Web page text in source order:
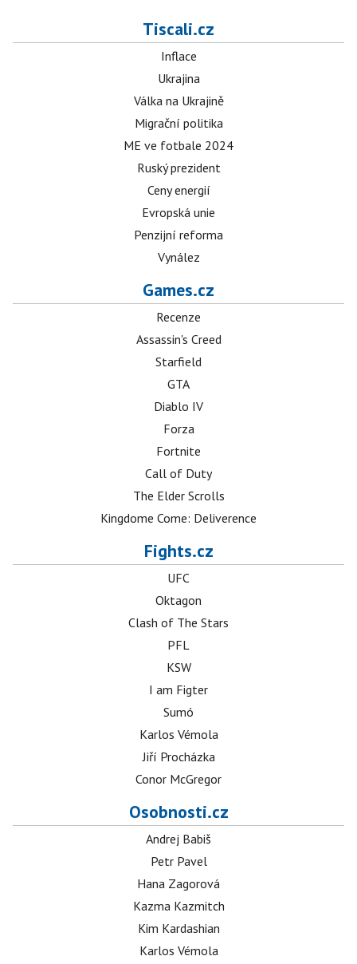
Tiscali.cz
Inflace
Ukrajina
Válka na Ukrajině
Migrační politika
ME ve fotbale 2024
Ruský prezident
Ceny energií
Evropská unie
Penzijní reforma
Vynález
Games.cz
Recenze
Assassin's Creed
Starfield
GTA
Diablo IV
Forza
Fortnite
Call of Duty
The Elder Scrolls
Kingdome Come: Deliverence
Fights.cz
UFC
Oktagon
Clash of The Stars
PFL
KSW
I am Figter
Sumó
Karlos Vémola
Jiří Procházka
Conor McGregor
Osobnosti.cz
Andrej Babiš
Petr Pavel
Hana Zagorová
Kazma Kazmitch
Kim Kardashian
Karlos Vémola